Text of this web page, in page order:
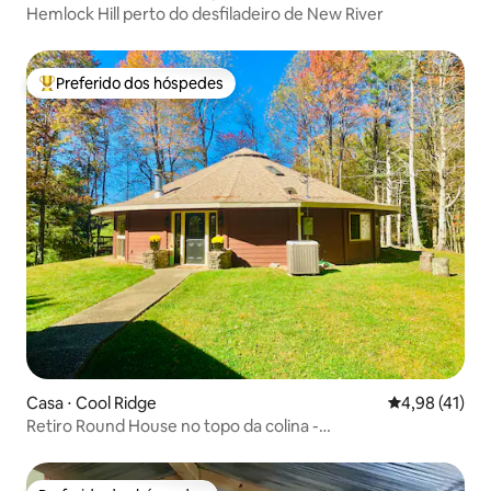
Hemlock Hill perto do desfiladeiro de New River
Entre os melhores preferidos dos hóspedes
Preferido dos hóspedes
Casa ⋅ Cool Ridge 4,98 de uma
4,98 (41)
Retiro Round House no topo da colina -